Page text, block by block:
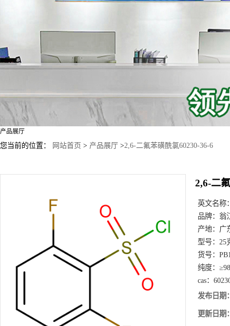
产品展厅
您当前的位置： 网站首页 > 产品展厅 >2,6-二氟苯磺酰氯60230-36-6
2,6-二
英文名称
品牌： 翁
产地： 广
型号： 25
货号：
纯度：
cas：
发布日期
更新日期